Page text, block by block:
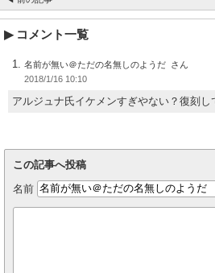
コメント一覧
名前が無い＠ただの名無しのようだ
2018/1/16 10:10
アルジュナ氏イケメンすぎやない？復刻し
この記事へ投稿
名前